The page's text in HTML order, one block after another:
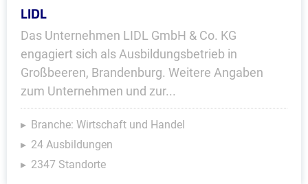
LIDL
Das Unternehmen LIDL GmbH & Co. KG
engagiert sich als Ausbildungsbetrieb in
Großbeeren, Brandenburg. Weitere Angaben
zum Unternehmen und zur...
Branche: Wirtschaft und Handel
24 Ausbildungen
2347 Standorte